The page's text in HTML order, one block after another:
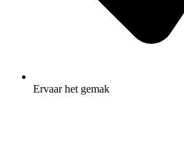
Ervaar het gemak